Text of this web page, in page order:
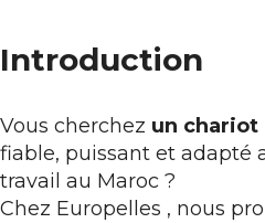
Introduction
Vous cherchez un chariot
fiable, puissant et adapté
travail au Maroc ?
Chez Europelles , nous